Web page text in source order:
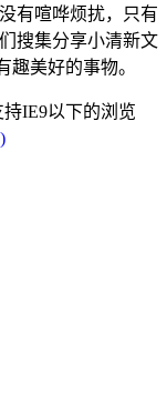
有喧哗烦扰，只有
搜集分享小清新文
趣美好的事物。
IE9以下的浏览